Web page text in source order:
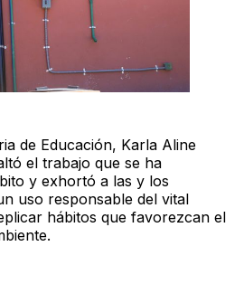
de Educación, Karla Aline
el trabajo que se ha
y exhortó a las y los
uso responsable del vital
hábitos que favorezcan el